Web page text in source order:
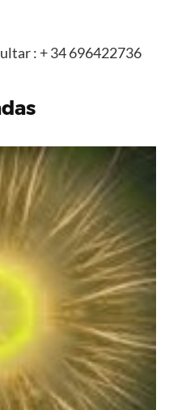
: + 34 696422736